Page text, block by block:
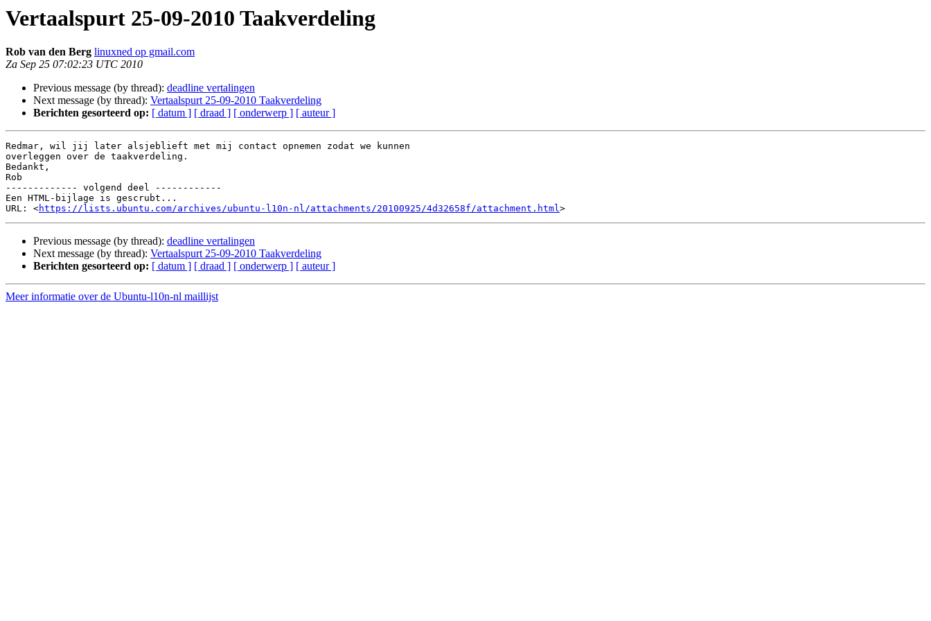
Vertaalspurt 25-09-2010 Taakverdeling
Rob van den Berg linuxned op gmail.com
Za Sep 25 07:02:23 UTC 2010
Previous message (by thread): deadline vertalingen
Next message (by thread): Vertaalspurt 25-09-2010 Taakverdeling
Berichten gesorteerd op: [ datum ] [ draad ] [ onderwerp ] [ auteur ]
Redmar, wil jij later alsjeblieft met mij contact opnemen zodat we kunnen
overleggen over de taakverdeling.
Bedankt,
Rob
------------- volgend deel ------------
Een HTML-bijlage is gescrubt...
URL: <https://lists.ubuntu.com/archives/ubuntu-l10n-nl/attachments/20100925/4d32658f/attachment.html
Previous message (by thread): deadline vertalingen
Next message (by thread): Vertaalspurt 25-09-2010 Taakverdeling
Berichten gesorteerd op: [ datum ] [ draad ] [ onderwerp ] [ auteur ]
Meer informatie over de Ubuntu-l10n-nl maillijst